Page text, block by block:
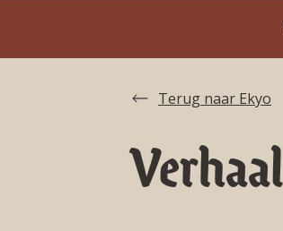
Terug naar Ekyo